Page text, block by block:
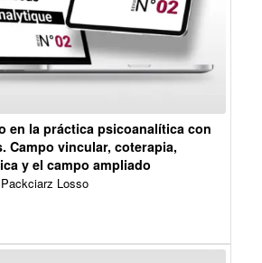
en la práctica psicoanalítica con
Campo vincular, coterapia,
y el campo ampliado
Losso